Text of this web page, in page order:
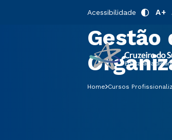
Acessibilidade A+
Curso
Gestão
Home Cursos